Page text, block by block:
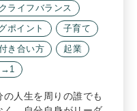
ライフバランス
ポイント
子育て
き合い方
起業
→1
人生を周りの誰でも